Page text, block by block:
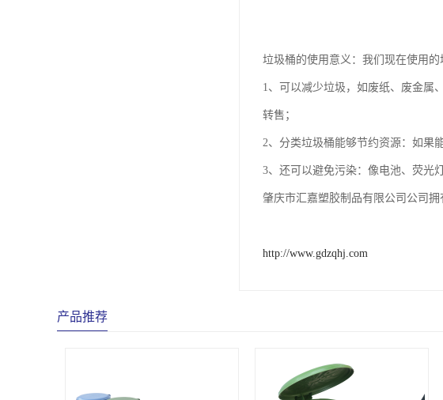
垃圾桶的使用意义：我们现在使用
1、可以减少垃圾，如废纸、废金属
转售；
2、分类垃圾桶能够节约资源：如果
3、还可以避免污染：像电池、荧光
肇庆市汇嘉塑胶制品有限公司公司
http://www.gdzqhj.com
产品推荐